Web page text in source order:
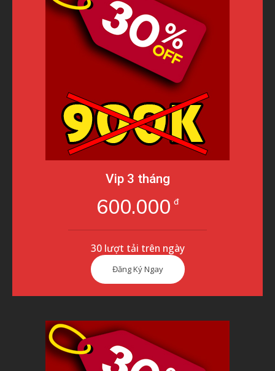
Vip 3 tháng
600.000 đ
30 lượt tải trên ngày
Đăng Ký Ngay